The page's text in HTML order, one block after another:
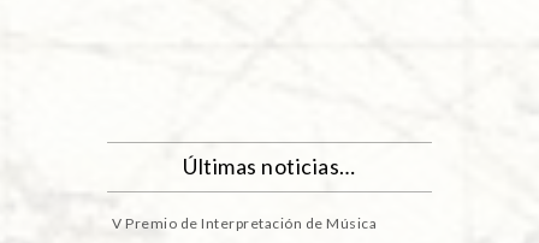
Últimas noticias…
V Premio de Interpretación de Música